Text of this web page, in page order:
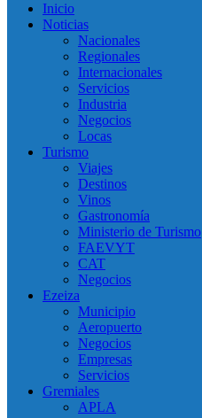
Inicio
Noticias
Nacionales
Regionales
Internacionales
Servicios
Industria
Negocios
Locas
Turismo
Viajes
Destinos
Vinos
Gastronomía
Ministerio de Turismo
FAEVYT
CAT
Negocios
Ezeiza
Municipio
Aeropuerto
Negocios
Empresas
Servicios
Gremiales
APLA